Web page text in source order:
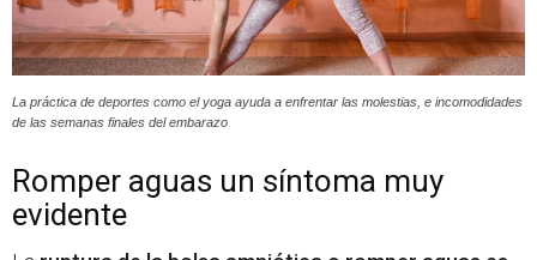
La práctica de deportes como el yoga ayuda a enfrentar las molestias, e incomodidades
de las semanas finales del embarazo
Romper aguas un síntoma muy
evidente